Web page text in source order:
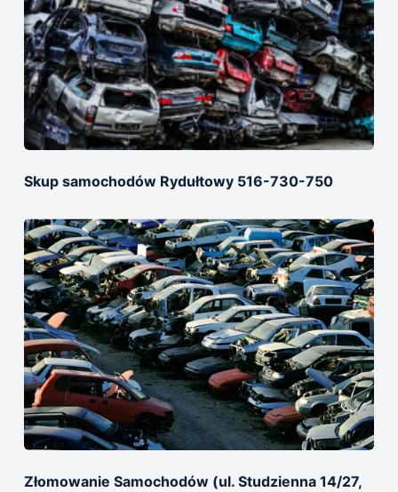
Skup samochodów Rydułtowy 516-730-750
Złomowanie Samochodów (ul. Studzienna 14/27,